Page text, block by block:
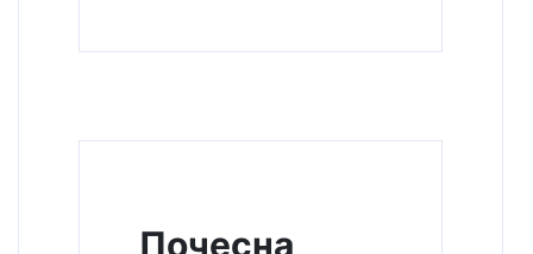
Почесна